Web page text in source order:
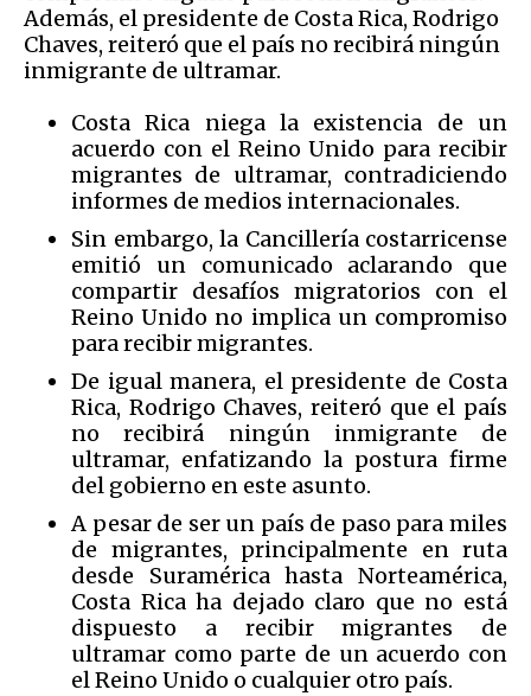
Además, el presidente de Costa Rica, Rodrigo
Chaves, reiteró que el país no recibirá ningún
inmigrante de ultramar.
Costa Rica niega la existencia de un
acuerdo con el Reino Unido para recibir
migrantes de ultramar, contradiciendo
informes de medios internacionales.
Sin embargo, la Cancillería costarricense
emitió un comunicado aclarando que
compartir desafíos migratorios con el
Reino Unido no implica un compromiso
para recibir migrantes.
De igual manera, el presidente de Costa
Rica, Rodrigo Chaves, reiteró que el país
no recibirá ningún inmigrante de
ultramar, enfatizando la postura firme
del gobierno en este asunto.
A pesar de ser un país de paso para miles
de migrantes, principalmente en ruta
desde Suramérica hasta Norteamérica,
Costa Rica ha dejado claro que no está
dispuesto a recibir migrantes de
ultramar como parte de un acuerdo con
el Reino Unido o cualquier otro país.